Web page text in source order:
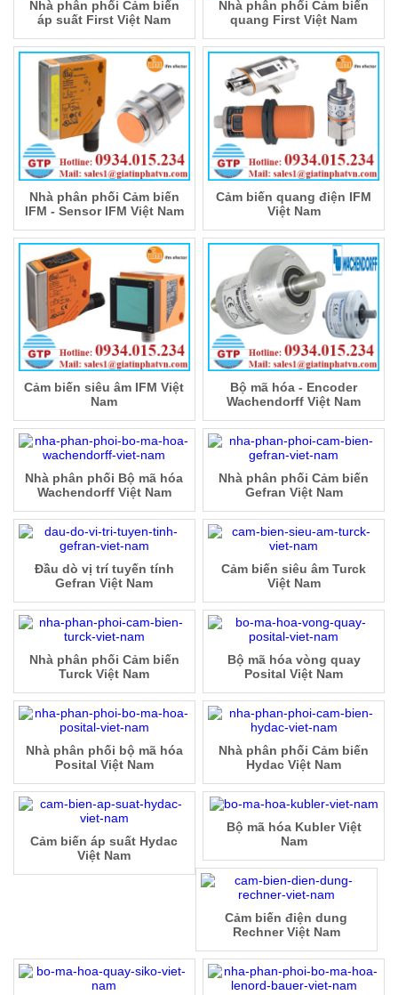
Nhà phân phối Cảm biến
áp suất First Việt Nam
Nhà phân phối Cảm biến
quang First Việt Nam
Nhà phân phối Cảm biến
IFM - Sensor IFM Việt Nam
Cảm biến quang điện IFM
Việt Nam
Cảm biến siêu âm IFM Việt
Nam
Bộ mã hóa - Encoder
Wachendorff Việt Nam
Nhà phân phối Bộ mã hóa
Wachendorff Việt Nam
Nhà phân phối Cảm biến
Gefran Việt Nam
Đầu dò vị trí tuyến tính
Gefran Việt Nam
Cảm biến siêu âm Turck
Việt Nam
Nhà phân phối Cảm biến
Turck Việt Nam
Bộ mã hóa vòng quay
Posital Việt Nam
Nhà phân phối bộ mã hóa
Posital Việt Nam
Nhà phân phối Cảm biến
Hydac Việt Nam
Cảm biến áp suất Hydac
Việt Nam
Bộ mã hóa Kubler Việt
Nam
Cảm biến điện dung
Rechner Việt Nam